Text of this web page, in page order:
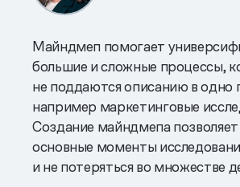
Майндмеп помогает
большие и сложные процессы,
не поддаются описанию в одно
например маркетинговые
Создание майндмепа
основные моменты
и не потеряться во множестве